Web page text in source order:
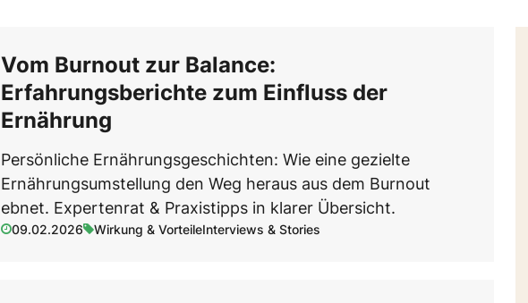
Immunsystem, Detox, Energie, Anti-Aging Smoothies, Bowls, Snacks,
Superfoods weltweit entdecken
Hautpflege, Fitness,
Gesundheit
Vom Burnout zur Balance:
Erfahrungsberichte zum Einfluss der
Ernährung
Persönliche Ernährungsgeschichten: Wie eine gezielte
Ernährungsumstellung den Weg heraus aus dem Burnout
ebnet. Expertenrat & Praxistipps in klarer Übersicht.
09.02.2026 Wirkung & VorteileInterviews & Stories